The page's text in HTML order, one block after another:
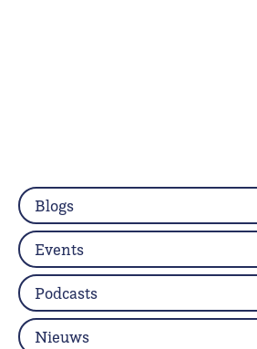
Blogs
Events
Podcasts
Nieuws